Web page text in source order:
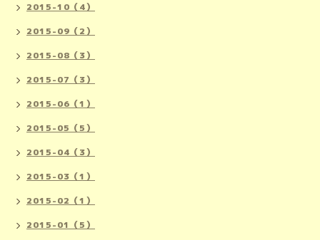
2015-10（4）
2015-09（2）
2015-08（3）
2015-07（3）
2015-06（1）
2015-05（5）
2015-04（3）
2015-03（1）
2015-02（1）
2015-01（5）